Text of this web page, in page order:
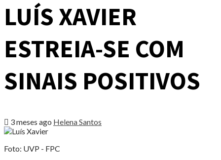
LUÍS XAVIER
ESTREIA-SE COM
SINAIS POSITIVOS
3 meses ago Helena Santos
Foto: UVP - FPC